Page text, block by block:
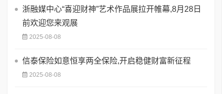
浙融媒中心“喜迎财神”艺术作品展拉开帷幕,8月28日
前欢迎您来观展
2025-08-08
信泰保险如意恒享两全保险,开启稳健财富新征程
2025-08-08